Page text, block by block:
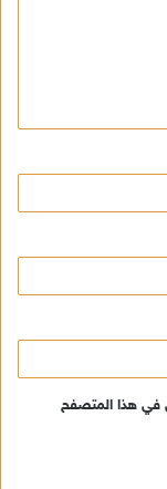
في هذا المتصفح